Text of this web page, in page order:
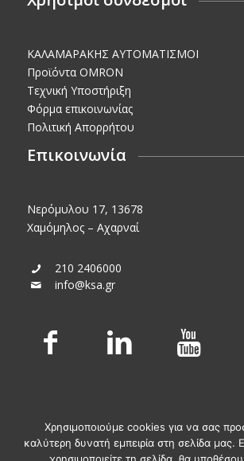
KΑΛΑΜΑΡΑΚΗΣ AΥΤΟΜΑΤΙΣΜΟΙ
Προϊόντα OMRON
Τεχνική Υποστήριξη
Φόρμα επικοινωνίας
Πολιτική Απορρήτου
Επικοινωνία
Νερόμυλου 17, 13678
Χαμόμηλος – Αχαρναί
210 2406000
info@ksa.gr
Χρησιμοποιούμε cookies για να σας
καλύτερη δυνατή εμπειρία στη σελίδα μας.